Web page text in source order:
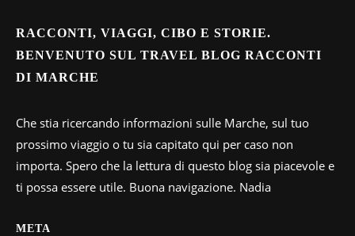
RACCONTI, VIAGGI, CIBO E STORIE.
BENVENUTO SUL TRAVEL BLOG RACCONTI
DI MARCHE
Che stia ricercando informazioni sulle Marche, sul tuo
prossimo viaggio o tu sia capitato qui per caso non
importa. Spero che la lettura di questo blog sia piacevole e
ti possa essere utile. Buona navigazione. Nadia
META